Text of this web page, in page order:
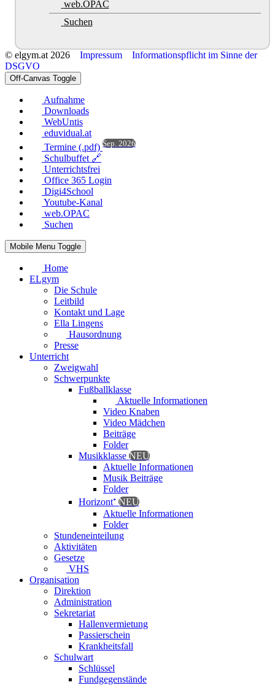
web.OPAC
Suchen
© elgym.at 2026 Impressum
Informationspflicht im Sinne der
DSGVO
Off-Canvas Toggle
Aufnahme
Downloads
WebUntis
eduvidual.at
Termine (.pdf) Sep. 2026
Schulbuffet 🔗
Unterrichtsfrei
Office 365 Login
Digi4School
Youtube-Kanal
web.OPAC
Suchen
Mobile Menu Toggle
Home
ELgym
Die Schule
Leitbild
Kontakt und Lage
Ella Lingens
Hausordnung
Presse
Unterricht
Zweigwahl
Schwerpunkte
Fußballklasse
Aktuelle Informationen
Video Knaben
Video Mädchen
Beiträge
Folder
Musikklasse NEU
Aktuelle Informationen
Musik Beiträge
Folder
Horizont⁺ NEU
Aktuelle Informationen
Folder
Stundeneinteilung
Aktivitäten
Gesetze
VHS
Organisation
Direktion
Administration
Sekretariat
Hallenvermietung
Passierschein
Krankheitsfall
Schulwart
Schlüssel
Fundgegenstände